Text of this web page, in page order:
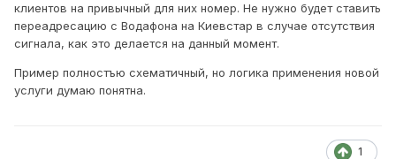
клиентов на привычный для них номер. Не нужно будет ставить
переадресацию с Водафона на Киевстар в случае отсутствия
сигнала, как это делается на данный момент.
Пример полностъю схематичный, но логика применения новой
услуги думаю понятна.
1